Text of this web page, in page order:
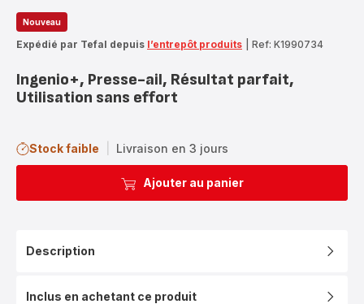
Nouveau
Expédié par Tefal depuis l’entrepôt produits Ref: K1990734
Ingenio+, Presse-ail, Résultat parfait,
Utilisation sans effort
Stock faible Livraison en 3 jours
Ajouter au panier
Description
Inclus en achetant ce produit